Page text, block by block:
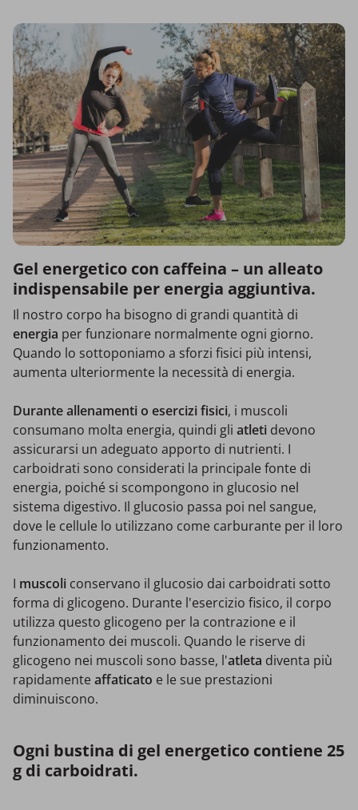
Gel energetico con caffeina – un alleato
indispensabile per energia aggiuntiva.
Il nostro corpo ha bisogno di grandi quantità di
energia per funzionare normalmente ogni giorno.
Quando lo sottoponiamo a sforzi fisici più intensi,
aumenta ulteriormente la necessità di energia.
Durante allenamenti o esercizi fisici, i muscoli
consumano molta energia, quindi gli atleti devono
assicurarsi un adeguato apporto di nutrienti. I
carboidrati sono considerati la principale fonte di
energia, poiché si scompongono in glucosio nel
sistema digestivo. Il glucosio passa poi nel sangue,
dove le cellule lo utilizzano come carburante per il loro
funzionamento.
I muscoli conservano il glucosio dai carboidrati sotto
forma di glicogeno. Durante l'esercizio fisico, il corpo
utilizza questo glicogeno per la contrazione e il
funzionamento dei muscoli. Quando le riserve di
glicogeno nei muscoli sono basse, l'atleta diventa più
rapidamente affaticato e le sue prestazioni
diminuiscono.
Ogni bustina di gel energetico contiene 25
g di carboidrati.